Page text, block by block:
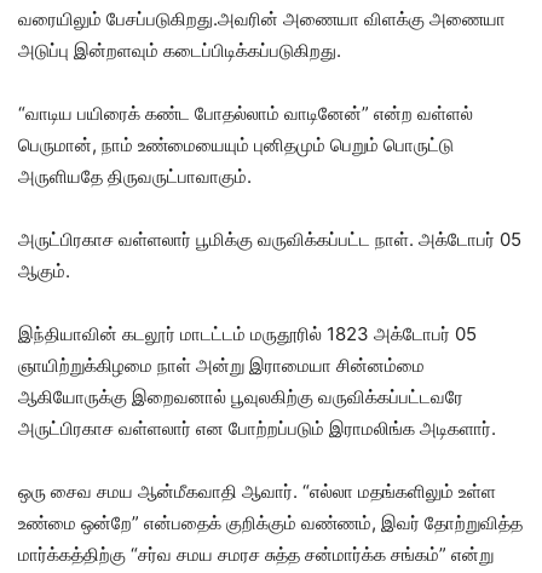
வரையிலும் பேசப்படுகிறது.அவரின் அணையா விளக்கு அணையா
அடுப்பு இன்றளவும் கடைப்பிடிக்கப்படுகிறது.
“வாடிய பயிரைக் கண்ட போதல்லாம் வாடினேன்” என்ற வள்ளல்
பெருமான், நாம் உண்மையையும் புனிதமும் பெறும் பொருட்டு
அருளியதே திருவருட்பாவாகும்.
அருட்பிரகாச வள்ளலார் பூமிக்கு வருவிக்கப்பட்ட நாள். அக்டோபர் 05
ஆகும்.
இந்தியாவின் கடலூர் மாடட்டம் மருதூரில் 1823 அக்டோபர் 05
ஞாயிற்றுக்கிழமை நாள் அன்று இராமையா சின்னம்மை
ஆகியோருக்கு இறைவனால் பூவுலகிற்கு வருவிக்கப்பட்டவரே
அருட்பிரகாச வள்ளலார் என போற்றப்படும் இராமலிங்க அடிகளார்.
ஒரு சைவ சமய ஆன்மீகவாதி ஆவார். “எல்லா மதங்களிலும் உள்ள
உண்மை ஒன்றே” என்பதைக் குறிக்கும் வண்ணம், இவர் தோற்றுவித்த
மார்க்கத்திற்கு “சர்வ சமய சமரச சுத்த சன்மார்க்க சங்கம்” என்று